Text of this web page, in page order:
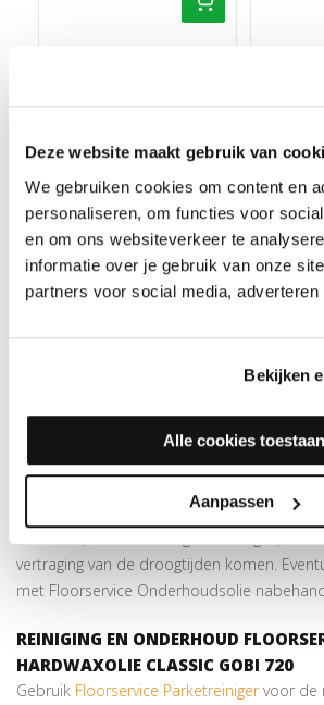
Deze website maakt gebruik van
We gebruiken cookies om content en
personaliseren, om functies voor
en om ons websiteverkeer te
informatie over je gebruik van onze
partners voor social media, adverteren
Bekijken
Alle cookies toestaan
Aanpassen
GEBRUIKSAANWIJZING
CLASSIC GOBI 720
Voor gebruik goed roeren. Het product is
ondergrond moet gladgeschuurd (laatste
120), droog (houtvochtigheid max. 14%),
Hardwas-olie Classic dun en gelijkmatig
brede kwastofroller. Na 10 tot max. 15
verwijderen.
12 uur (afhankelijk van
tweede laag aanbrengen. In geval van sterk
ondergronden eventueel een derde laag
Bij exotische houtsoorten (o.a. Iroko,
vertraging van de droogtijden komen.
met Floorservice Onderhoudsolie
REINIGING EN ONDERHOUD
HARDWAXOLIE CLASSIC GOBI 720
Gebruik Floorservice Parketreiniger voor de